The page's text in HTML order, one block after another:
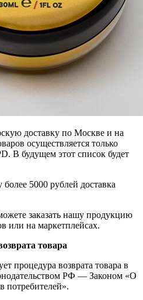
доставку по Москве и на
осуществляется только
В будущем этот список будет
5000 рублей доставка
заказать нашу продукцию
или на маркетплейсах.
товара
процедура возврата товара в
РФ — Законом «О
потребителей».